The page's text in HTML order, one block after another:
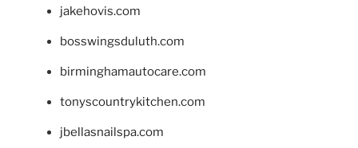
jakehovis.com
bosswingsduluth.com
birminghamautocare.com
tonyscountrykitchen.com
jbellasnailspa.com